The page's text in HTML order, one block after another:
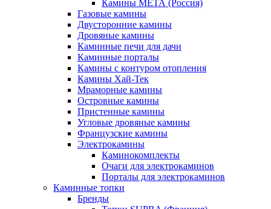
Камины МЕТА (Россия)
Газовые камины
Двусторонние камины
Дровяные камины
Каминные печи для дачи
Каминные порталы
Камины с контуром отопления
Камины Хай-Тек
Мраморные камины
Островные камины
Пристенные камины
Угловые дровяные камины
Французские камины
Электрокамины
Каминокомплекты
Очаги для электрокаминов
Порталы для электрокаминов
Каминные топки
Бренды